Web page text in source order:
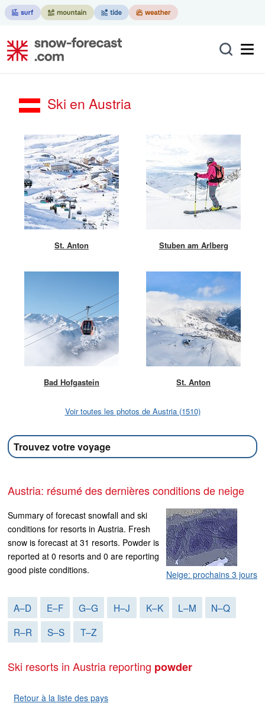
Ski en Austria
St. Anton Stuben am Arlberg
Bad Hofgastein St. Anton
Voir toutes les photos de Austria (1510)
Trouvez votre voyage
Austria: résumé des dernières conditions de neige
Neige: prochains 3 jours
Summary of forecast snowfall and ski
conditions for resorts in Austria. Fresh
snow is forecast at 31 resorts. Powder is
reported at 0 resorts and 0 are reporting
good piste conditions.
A–D E–F G–G H–J K–K L–M
N–Q
R–R
S–S T–Z
Ski resorts in Austria reporting powder
Retour à la liste des pays